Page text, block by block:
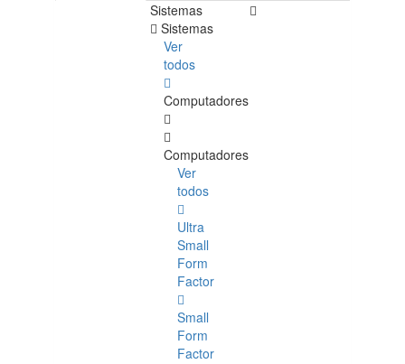
Sistemas
Sistemas
Ver
todos
Computadores
Computadores
Ver
todos
Ultra
Small
Form
Factor
Small
Form
Factor